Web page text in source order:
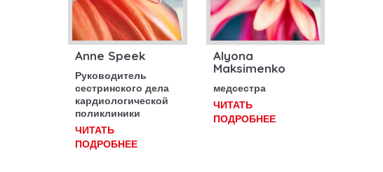
Anne Speek
Руководитель
сестринского дела
кардиологической
поликлиники
ЧИТАТЬ
ПОДРОБНЕЕ
Alyona
Maksimenko
медсестра
ЧИТАТЬ
ПОДРОБНЕЕ